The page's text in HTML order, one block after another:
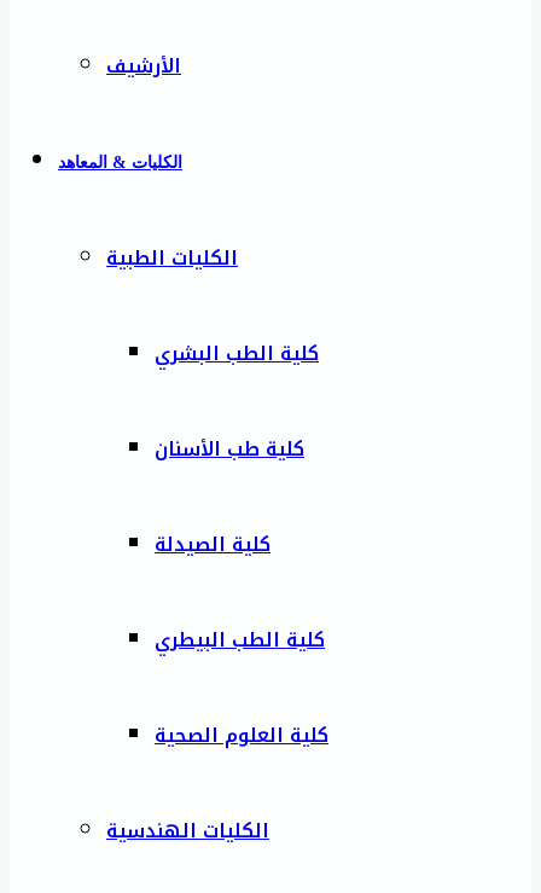
الأرشيف
الكليات & المعاهد
الكليات الطبية
كلية الطب البشري
كلية طب الأسنان
كلية الصيدلة
كلية الطب البيطري
كلية العلوم الصحية
الكليات الهندسية